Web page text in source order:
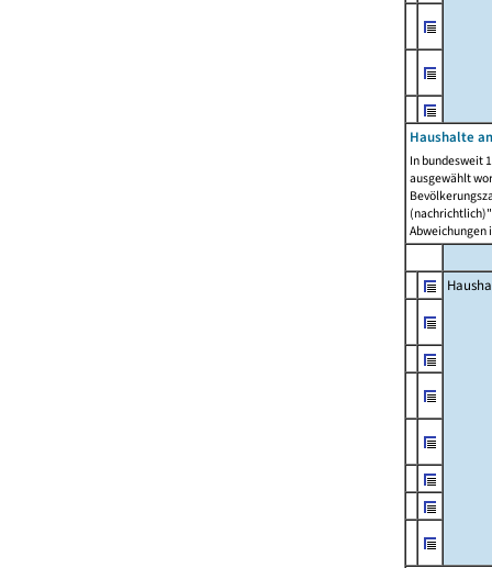
Haushalte
In bundesweit
ausgewählt
Abweichungen